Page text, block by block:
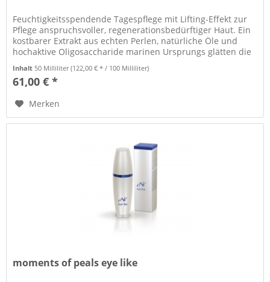
Feuchtigkeitsspendende Tagespflege mit Lifting-Effekt zur
Pflege anspruchsvoller, regenerationsbedürftiger Haut. Ein
kostbarer Extrakt aus echten Perlen, natürliche Öle und
hochaktive Oligosaccharide marinen Ursprungs glätten die
Inhalt 50 Milliliter(122,00 € * / 100 Milliliter)
61,00 € *
Merken
moments of peals eye like